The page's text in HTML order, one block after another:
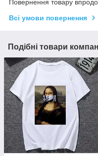
Повернення товару
Всі умови повернення
Подібні товари